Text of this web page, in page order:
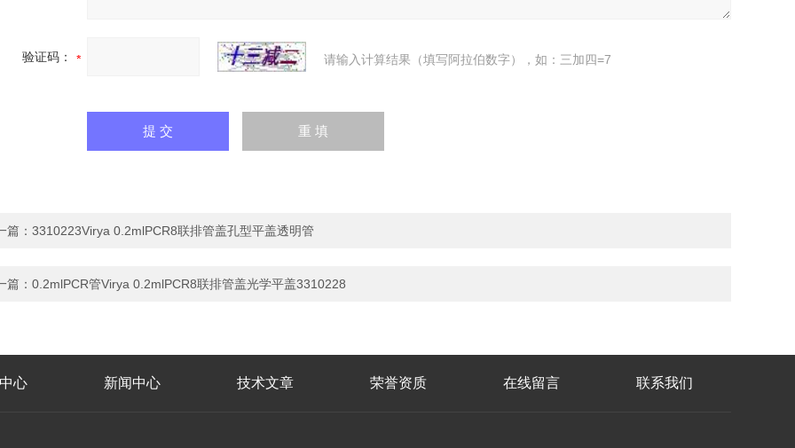
验证码： 请输入计算结果（填写阿拉伯数字），如：三加四=7
篇： 3310223Virya 0.2mlPCR8联排管盖孔型平盖透明管
篇： 0.2mlPCR管Virya 0.2mlPCR8联排管盖光学平盖3310228
心 新闻中心 技术文章 荣誉资质 在线留言 联系我们